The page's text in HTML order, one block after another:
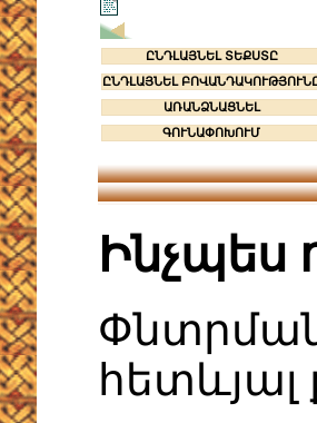
ԸՆԴԼԱՅՆԵԼ ՏԵՔՍՏԸ
ԸՆԴԼԱՅՆԵԼ
ԱՌԱՆՁՆԱՑՆԵԼ
ԳՈՒՆԱՓՈԽՈՒՄ
Ինչպես
հետևյալ